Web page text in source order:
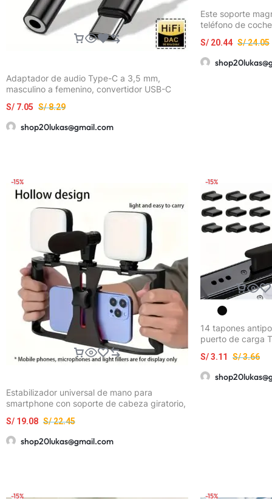
Adaptador de audio Type-C a 3,5 mm,
masculino a femenino, convertidor USB-C
iPad Pro, Xiaomi OnePlus – Sonido y
reproducción de alta calidad, cable trenzado
duradero, carga USB-C, salida de 20-30W,
S/8.29
S/ 7.05
shop20lukas@gmail.com
Este soporte
teléfono de
desmontable y
diseñado para
salpicaderos del
S/24.05
S/ 20.44
-15%
Estabilizador universal de mano para
smartphone con soporte de cabeza giratorio,
vivo, con tres puertos de expansión de
zapata fría y múltiples interfaces de
expansión de 1/4, compatible con la mayoría
S/22.45
S/ 19.08
shop20lukas@gmail.com
-15%
14 tapones
puerto de carga
negro) – para
carga Tipo-C –
teléfonos
S/3.66
S/3.11
-15% -15%